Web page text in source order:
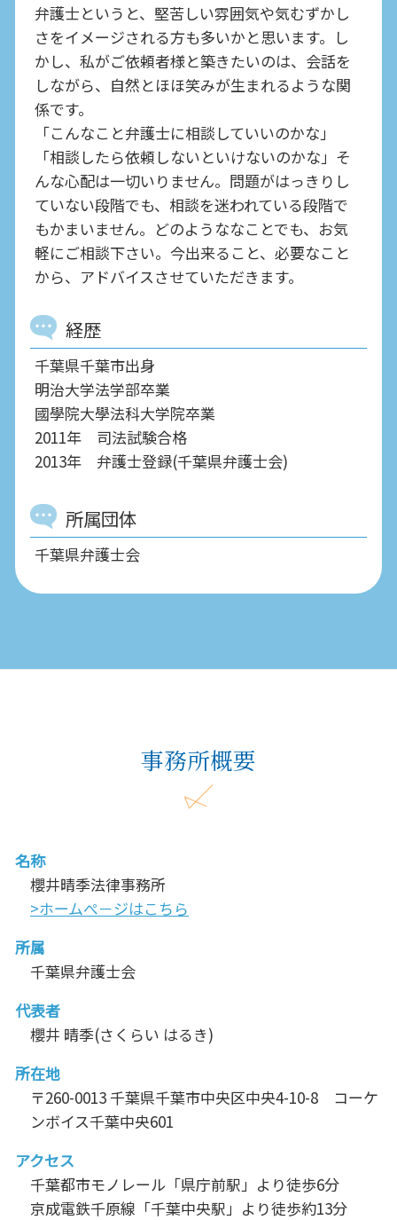
弁護士というと、堅苦しい雰囲気や気むずかし
さをイメージされる方も多いかと思います。し
かし、私がご依頼者様と築きたいのは、会話を
しながら、自然とほほ笑みが生まれるような関
係です。
「こんなこと弁護士に相談していいのかな」
「相談したら依頼しないといけないのかな」そ
んな心配は一切いりません。問題がはっきりし
ていない段階でも、相談を迷われている段階で
もかまいません。どのようななことでも、お気
軽にご相談下さい。今出来ること、必要なこと
から、アドバイスさせていただきます。
経歴
千葉県千葉市出身
明治大学法学部卒業
國學院大學法科大学院卒業
2011年 司法試験合格
2013年 弁護士登録(千葉県弁護士会)
所属団体
千葉県弁護士会
事務所概要
名称
櫻井晴季法律事務所
>ホームぺ－ジはこちら
所属
千葉県弁護士会
代表者
櫻井 晴季(さくらい はるき)
所在地
〒260-0013 千葉県千葉市中央区中央4-10-8 コーケ
ンボイス千葉中央601
アクセス
千葉都市モノレール「県庁前駅」より徒歩6分
京成電鉄千原線「千葉中央駅」より徒歩約13分